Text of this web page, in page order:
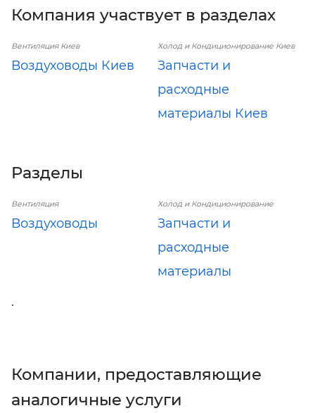
Компания участвует в разделах
Вентиляция Киев
Воздуховоды Киев
Холод и Кондиционирование Киев
Запчасти и
расходные
материалы Киев
Разделы
Вентиляция
Воздуховоды
Холод и Кондиционирование
Запчасти и
расходные
материалы
.
Компании, предоставляющие
аналогичные услуги